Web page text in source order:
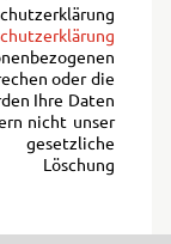
oder die
Ihre Daten
nicht unser
Löschung